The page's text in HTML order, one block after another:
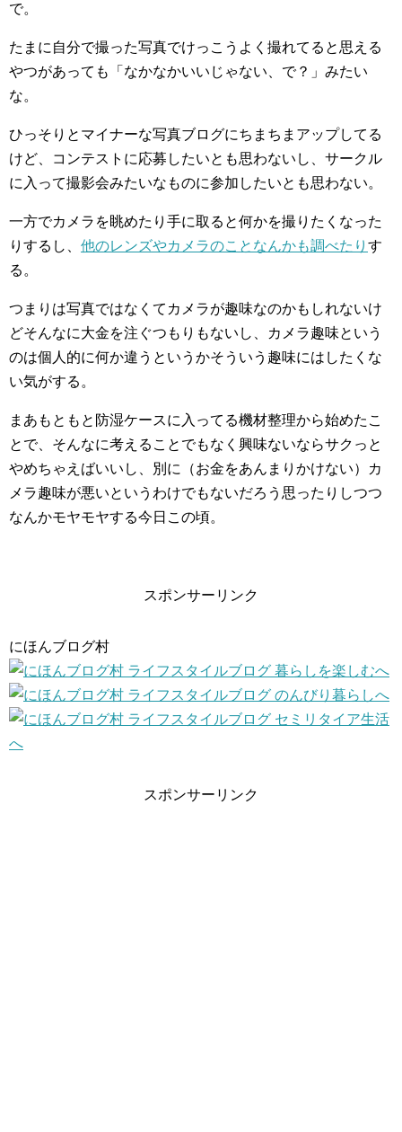
で。
たまに自分で撮った写真でけっこうよく撮れてると思える
やつがあっても「なかなかいいじゃない、で？」みたい
な。
ひっそりとマイナーな写真ブログにちまちまアップしてる
けど、コンテストに応募したいとも思わないし、サークル
に入って撮影会みたいなものに参加したいとも思わない。
一方でカメラを眺めたり手に取ると何かを撮りたくなった
りするし、 他のレンズやカメラのことなんかも調べたり す
る。
つまりは写真ではなくてカメラが趣味なのかもしれないけ
どそんなに大金を注ぐつもりもないし、カメラ趣味という
のは個人的に何か違うというかそういう趣味にはしたくな
い気がする。
まあもともと防湿ケースに入ってる機材整理から始めたこ
とで、そんなに考えることでもなく興味ないならサクっと
やめちゃえばいいし、別に（お金をあんまりかけない）カ
メラ趣味が悪いというわけでもないだろう思ったりしつつ
なんかモヤモヤする今日この頃。
スポンサーリンク
にほんブログ村
スポンサーリンク